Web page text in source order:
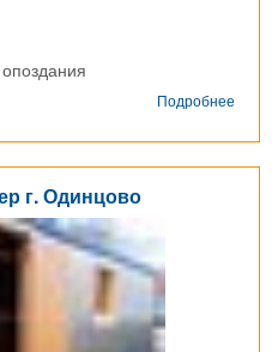
Подробнее
г. Одинцово